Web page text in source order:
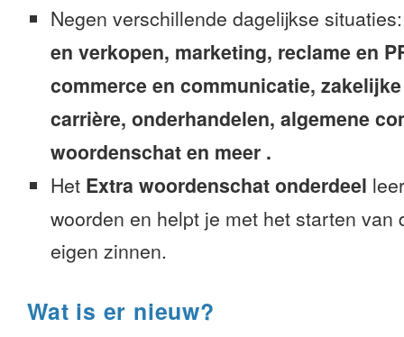
Negen verschillende dagelijkse
en verkopen, marketing, reclame en
commerce en communicatie,
carrière, onderhandelen, algemene
woordenschat en meer .
Het Extra woordenschat onderdeel
woorden en helpt je met het starten van
eigen zinnen.
Wat is er nieuw?